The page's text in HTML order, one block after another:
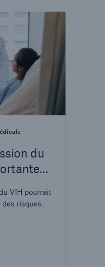
du
VIH pourrait
des risques.